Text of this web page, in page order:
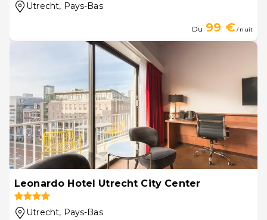
Utrecht, Pays-Bas
Du 99 €/ nuit
Leonardo Hotel Utrecht City Center
Utrecht, Pays-Bas